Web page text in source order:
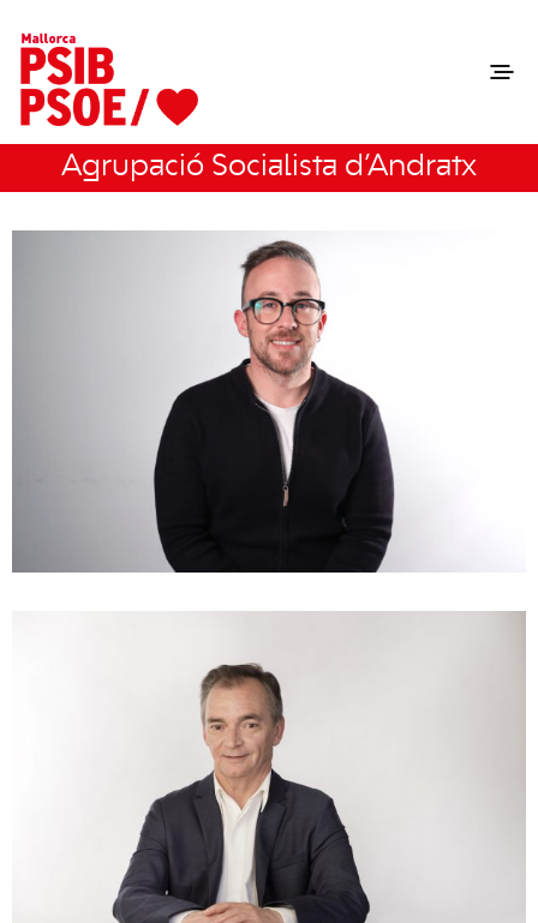
Agrupació Socialista d’Andratx